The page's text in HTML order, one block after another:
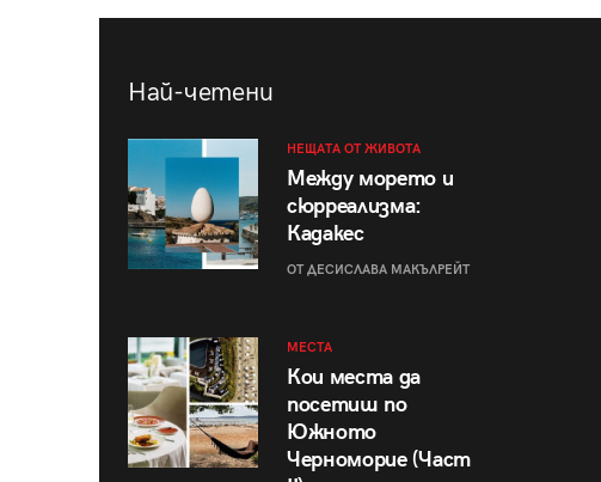
Най-четени
НЕЩАТА ОТ ЖИВОТА
Между морето и
сюрреализма:
Кадакес
ОТ ДЕСИСЛАВА МАКЪЛРЕЙТ
МЕСТА
Кои места да
посетиш по
Южното
Черноморие (Част